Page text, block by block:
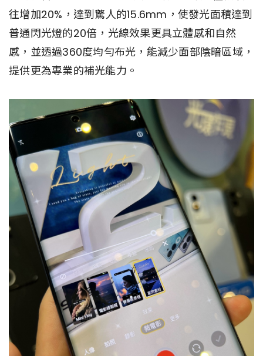
往增加20%，達到驚人的15.6mm，使發光面積達到
普通閃光燈的20倍，光線效果更具立體感和自然
感，並透過360度均勻布光，能減少面部陰暗區域，
提供更為專業的補光能力。